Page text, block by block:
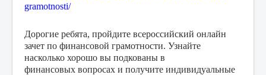
gramotnosti/
Дорогие ребята, пройдите всероссийский онлайн
зачет по финансовой грамотности. Узнайте
насколько хорошо вы подкованы в
финансовых вопросах и получите индивидуальные